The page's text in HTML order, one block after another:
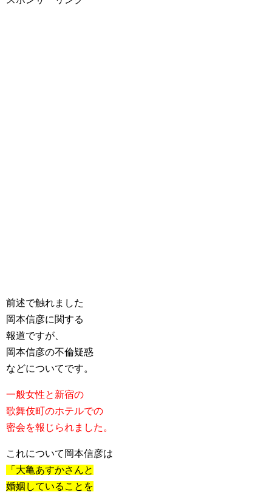
前述で触れました
岡本信彦に関する
報道ですが、
岡本信彦の不倫疑惑
などについてです。
一般女性と新宿の
歌舞伎町のホテルでの
密会を報じられました。
これについて岡本信彦は
「大亀あすかさんと
婚姻していることを